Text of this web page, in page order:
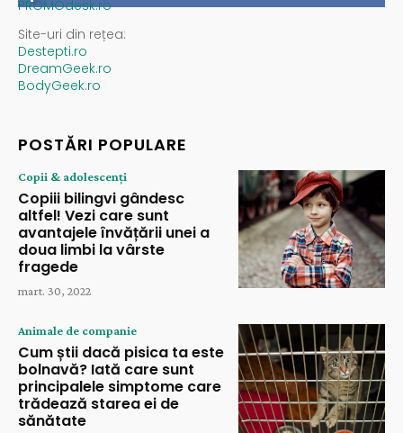
PROMOdesk.ro
Site-uri din rețea:
Destepti.ro
DreamGeek.ro
BodyGeek.ro
POSTĂRI POPULARE
Copii & adolescenți
Copiii bilingvi gândesc
altfel! Vezi care sunt
avantajele învățării unei a
doua limbi la vârste
fragede
mart. 30, 2022
Animale de companie
Cum știi dacă pisica ta este
bolnavă? Iată care sunt
principalele simptome care
trădează starea ei de
sănătate